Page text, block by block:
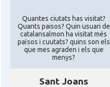
Quantes ciutats has visitat?
Quants paisos? Quin usuari de
catalansalmon ha visitat més
països i cuutats? quins son els
que mes agraden i els que
menys?
Sant Joans